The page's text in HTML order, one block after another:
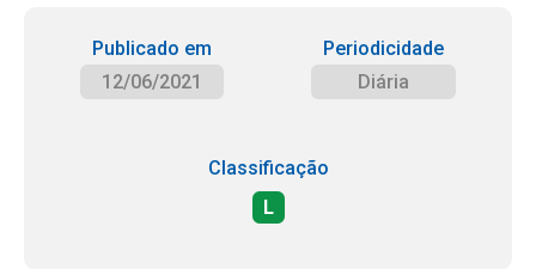
Publicado em
12/06/2021
Periodicidade
Diária
Classificação
L